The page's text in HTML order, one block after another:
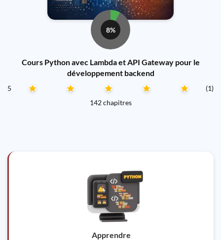
8%
Cours Python avec Lambda et API Gateway pour le
développement backend
5
(1)
142 chapitres
Apprendre